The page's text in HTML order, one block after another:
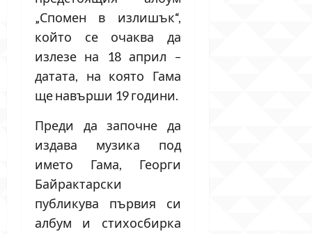
„Спомен в излишък“,
който се очаква да
излезе на 18 април –
датата, на която Гама
ще навърши 19 години.
Преди да започне да
издава музика под
името Гама, Георги
Байрактарски
публикува първия си
албум и стихосбирка